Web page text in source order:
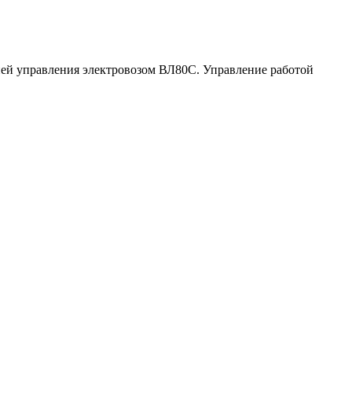
управления электровозом ВЛ80С. Управление работой